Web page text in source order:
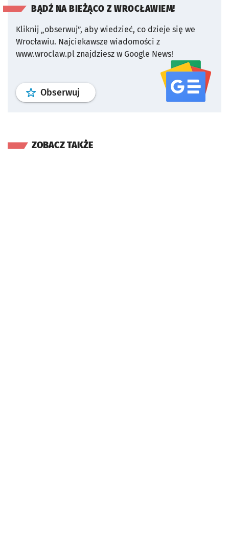
BĄDŹ NA BIEŻĄCO Z WROCŁAWIEM!
Kliknij „obserwuj”, aby wiedzieć, co dzieje się we
Wrocławiu. Najciekawsze wiadomości z
www.wroclaw.pl znajdziesz w Google News!
Obserwuj profil serwisu
ZOBACZ TAKŻE